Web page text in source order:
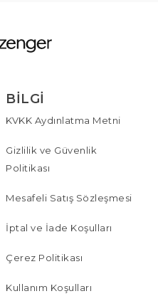
BILGI
KVKK Aydınlatma Metni
Gizlilik ve Güvenlik
Politikası
Mesafeli Satış Sözleşmesi
İptal ve İade Koşulları
Çerez Politikası
Kullanım Koşulları